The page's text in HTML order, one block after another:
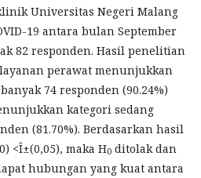
Universitas Negeri Malang
19 antara bulan September
82 responden. Hasil penelitian
perawat menunjukkan
74 responden (90.24%)
kategori sedang
(81.70%). Berdasarkan hasil
<Î±(0,05), maka H0 ditolak dan
hubungan yang kuat antara